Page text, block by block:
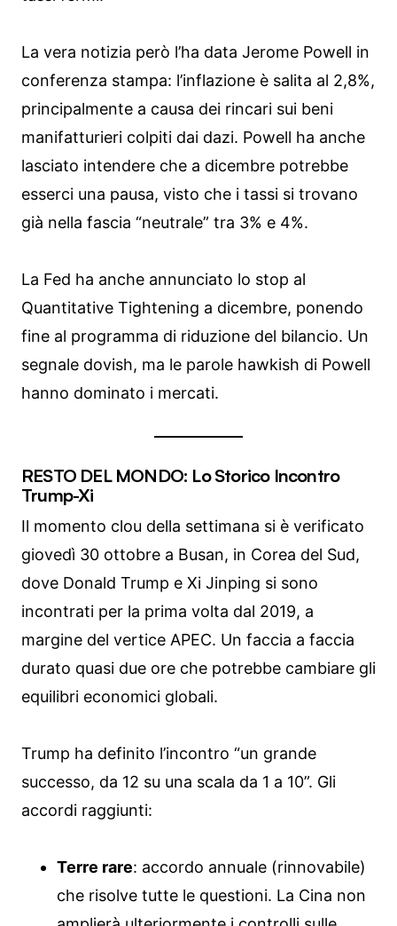
La vera notizia però l’ha data Jerome Powell in
conferenza stampa: l’inflazione è salita al 2,8%,
principalmente a causa dei rincari sui beni
manifatturieri colpiti dai dazi. Powell ha anche
lasciato intendere che a dicembre potrebbe
esserci una pausa, visto che i tassi si trovano
già nella fascia “neutrale” tra 3% e 4%.
La Fed ha anche annunciato lo stop al
Quantitative Tightening a dicembre, ponendo
fine al programma di riduzione del bilancio. Un
segnale dovish, ma le parole hawkish di Powell
hanno dominato i mercati.
RESTO DEL MONDO: Lo Storico Incontro
Trump-Xi
Il momento clou della settimana si è verificato
giovedì 30 ottobre a Busan, in Corea del Sud,
dove Donald Trump e Xi Jinping si sono
incontrati per la prima volta dal 2019, a
margine del vertice APEC. Un faccia a faccia
durato quasi due ore che potrebbe cambiare gli
equilibri economici globali.
Trump ha definito l’incontro “un grande
successo, da 12 su una scala da 1 a 10”. Gli
accordi raggiunti:
Terre rare: accordo annuale (rinnovabile)
che risolve tutte le questioni. La Cina non